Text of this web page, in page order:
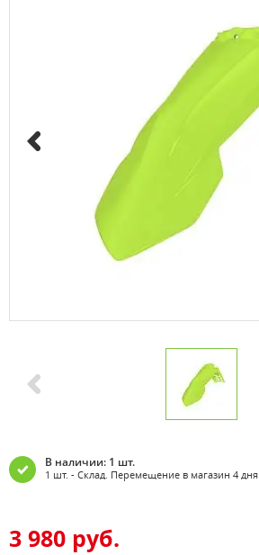
В наличии: 1 шт.
1 шт. - Склад. Перемещение в магазин 4 дня
3 980 руб.